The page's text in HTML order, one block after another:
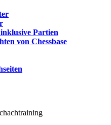
Partien
von Chessbase